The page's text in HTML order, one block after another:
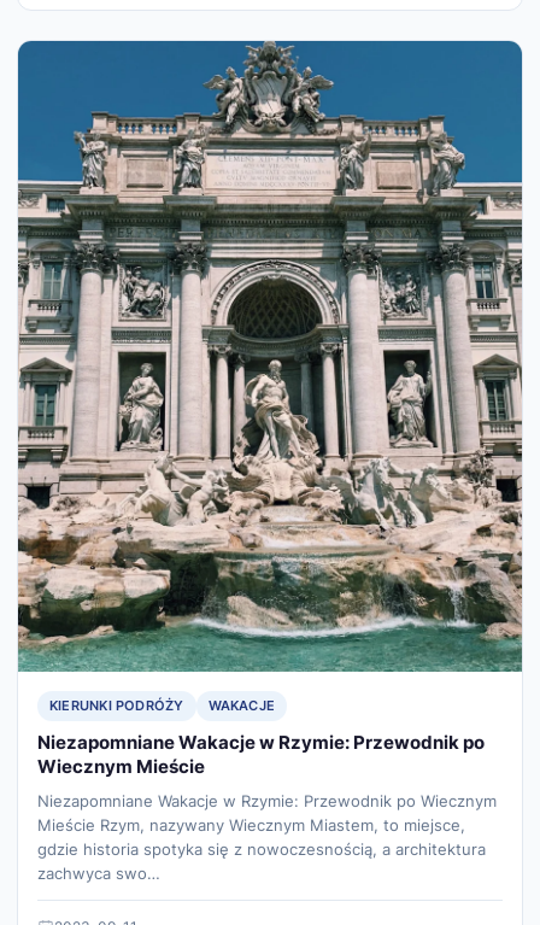
KIERUNKI PODRÓŻY WAKACJE
Niezapomniane Wakacje w Rzymie: Przewodnik po
Wiecznym Mieście
Niezapomniane Wakacje w Rzymie: Przewodnik po Wiecznym
Mieście Rzym, nazywany Wiecznym Miastem, to miejsce,
gdzie historia spotyka się z nowoczesnością, a architektura
zachwyca swo…